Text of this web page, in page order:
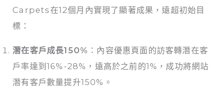
Carpets在12個月內實現了顯著成果，遠超初始目
標：
潛在客戶成長150% ：內容優惠頁面的訪客轉潛在客
戶率達到16%-28%，遠高於之前的1%，成功將網站
潛有客戶數量提升150%。